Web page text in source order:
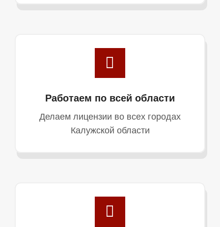
Работаем по всей области
Делаем лицензии во всех городах
Калужской области